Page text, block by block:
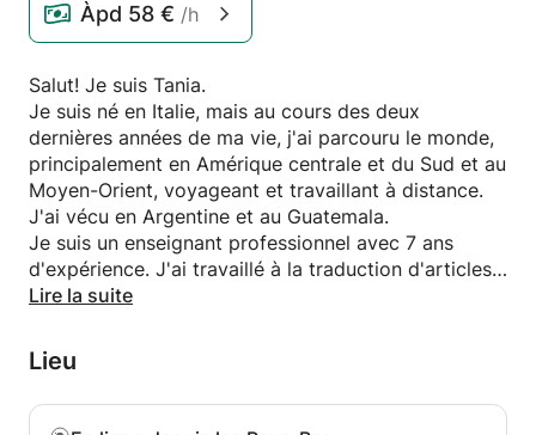
Àpd 58 € /h
Salut! Je suis Tania.
Je suis né en Italie, mais au cours des deux
dernières années de ma vie, j'ai parcouru le monde,
principalement en Amérique centrale et du Sud et au
Moyen-Orient, voyageant et travaillant à distance.
J'ai vécu en Argentine et au Guatemala.
Je suis un enseignant professionnel avec 7 ans
d'expérience. J'ai travaillé à la traduction d'articles
médicaux et juridiques, de panneaux du musée du
cour de Venise.
J'ai un diplôme en langues, je suis certifiée en droit
international et je suis coach linguistique. Coach
linguistique signifie que je vous apprends non
Lire la suite
Lieu